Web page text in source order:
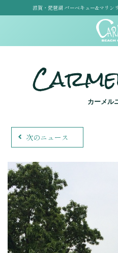
滋賀・琵琶湖 バーベキュー&マリン
カーメル
次のニュース